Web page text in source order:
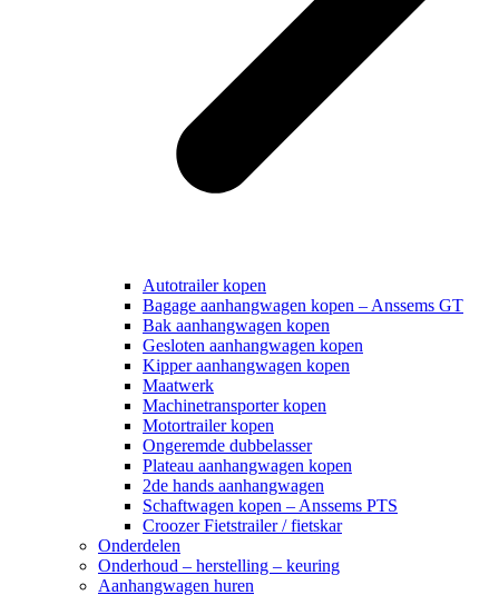
Autotrailer kopen
Bagage aanhangwagen kopen – Anssems GT
Bak aanhangwagen kopen
Gesloten aanhangwagen kopen
Kipper aanhangwagen kopen
Maatwerk
Machinetransporter kopen
Motortrailer kopen
Ongeremde dubbelasser
Plateau aanhangwagen kopen
2de hands aanhangwagen
Schaftwagen kopen – Anssems PTS
Croozer Fietstrailer / fietskar
Onderdelen
Onderhoud – herstelling – keuring
Aanhangwagen huren